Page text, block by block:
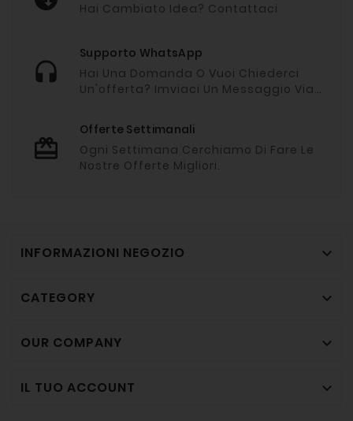
Hai Cambiato Idea? Contattaci
Supporto WhatsApp
Hai Una Domanda O Vuoi Chiederci
Un'offerta? Imviaci Un Messaggio Via
Offerte Settimanali
Ogni Settimana Cerchiamo Di Fare Le
Nostre Offerte Migliori.
INFORMAZIONI NEGOZIO 
CATEGORY 
OUR COMPANY 
IL TUO ACCOUNT 